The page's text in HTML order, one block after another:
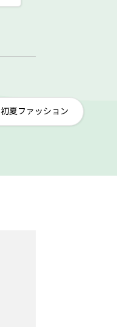
初夏ファッション